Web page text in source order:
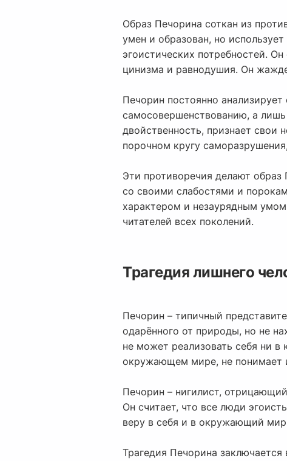
Образ Печорина соткан из
умен и образован, но
эгоистических потребностей.
цинизма и равнодушия. Он
Печорин постоянно
самосовершенствованию, а
двойственность, признает свои
порочном кругу
Эти противоречия делают
со своими слабостями и
характером и незаурядным
читателей всех поколений.
Трагедия лишнего
Печорин – типичный
одарённого от природы, но не
не может реализовать себя ни в
окружающем мире, не понимает
Печорин – нигилист,
Он считает, что все люди
веру в себя и в окружающий мир.
Трагедия Печорина